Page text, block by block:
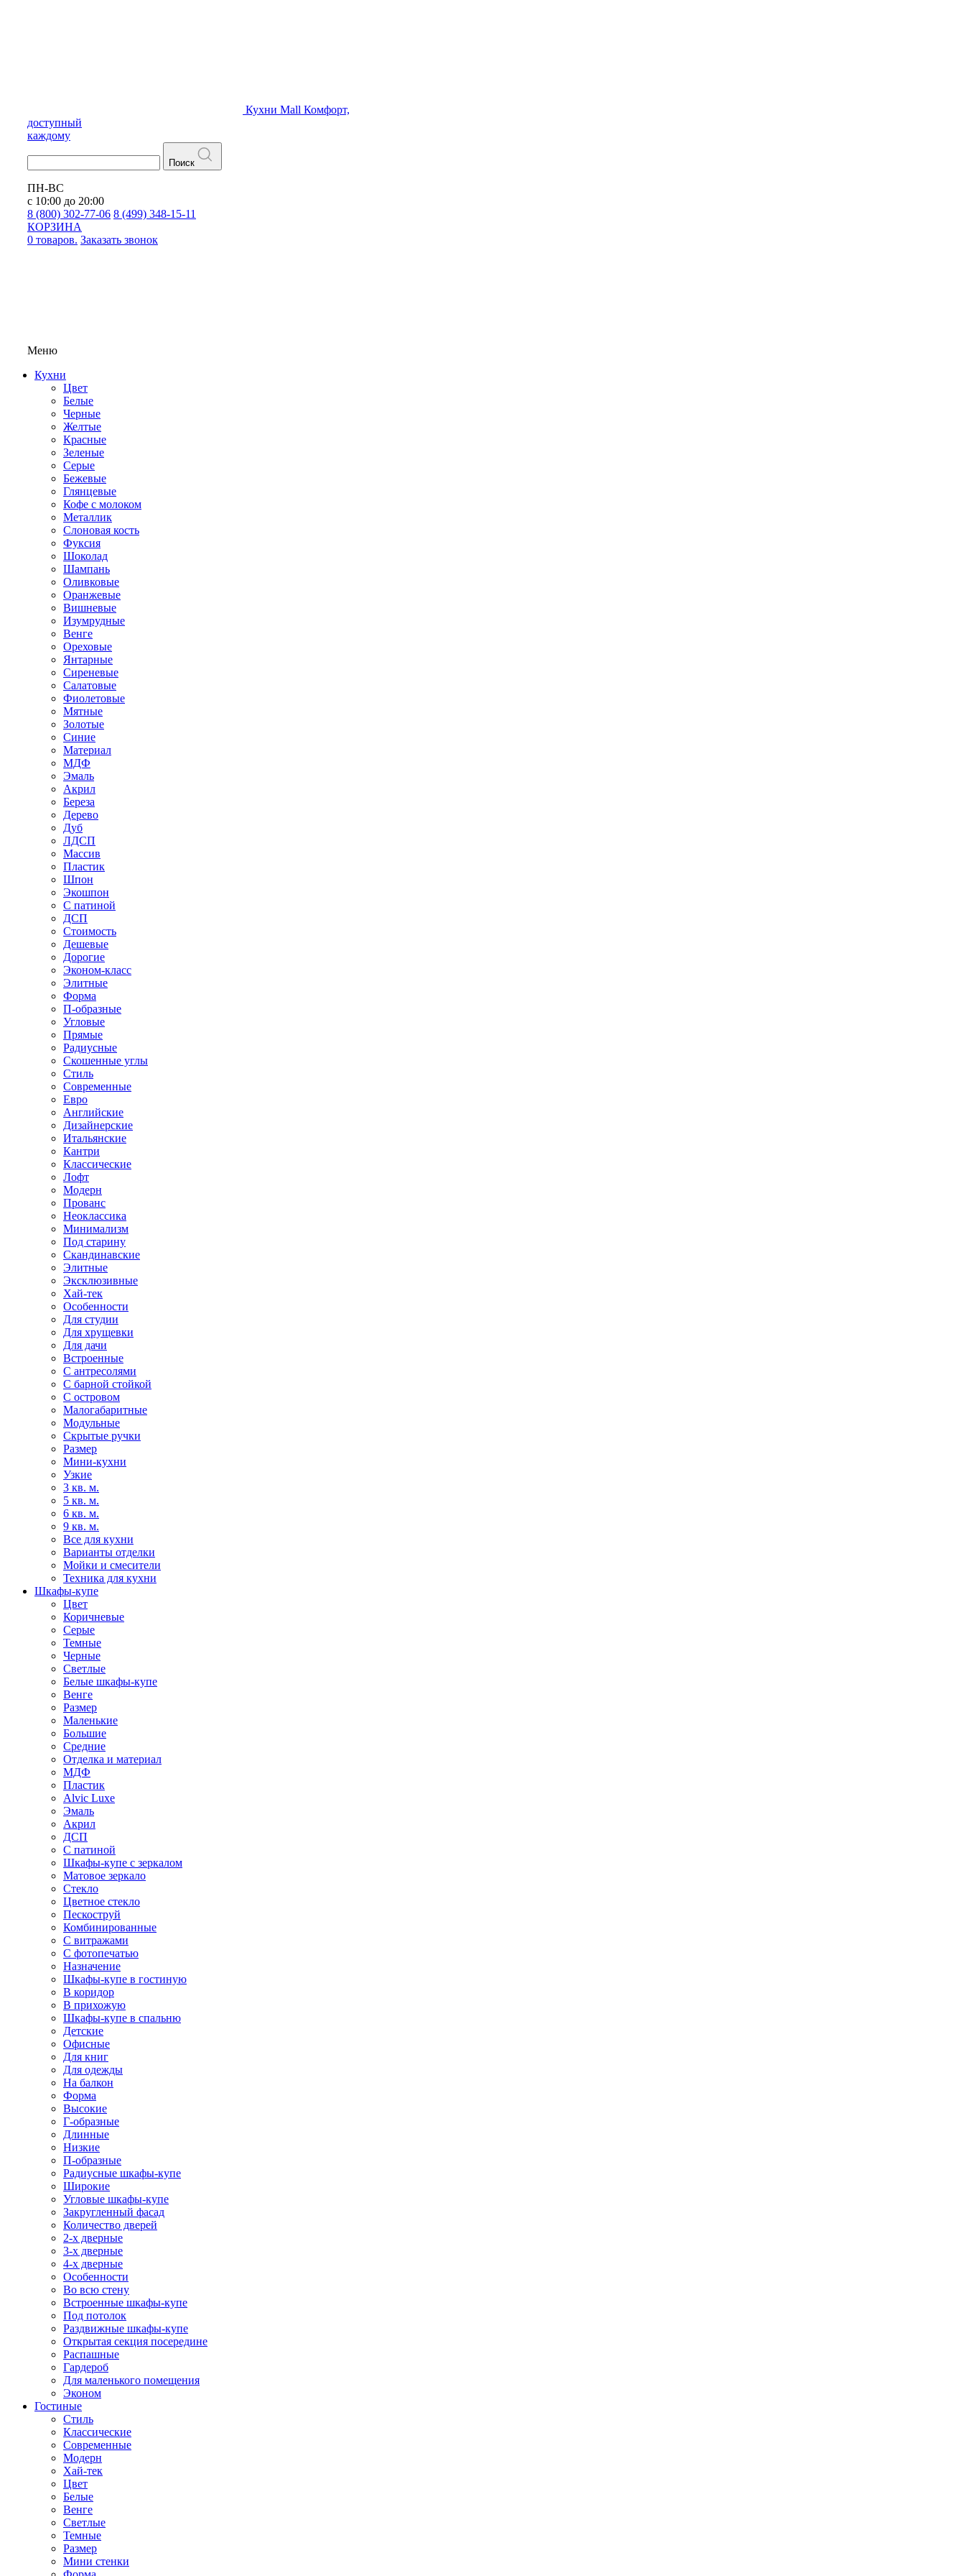
Кухни Mall Комфорт,
доступный
каждому
Поиск
ПН-ВС
с 10:00 до 20:00
8 (800) 302-77-06 8 (499) 348-15-11
КОРЗИНА
0 товаров. Заказать звонок
Меню
Кухни
Цвет
Белые
Черные
Желтые
Красные
Зеленые
Серые
Бежевые
Глянцевые
Кофе с молоком
Металлик
Слоновая кость
Фуксия
Шоколад
Шампань
Оливковые
Оранжевые
Вишневые
Изумрудные
Венге
Ореховые
Янтарные
Сиреневые
Салатовые
Фиолетовые
Мятные
Золотые
Синие
Материал
МДФ
Эмаль
Акрил
Береза
Дерево
Дуб
ЛДСП
Массив
Пластик
Шпон
Экошпон
С патиной
ДСП
Стоимость
Дешевые
Дорогие
Эконом-класс
Элитные
Форма
П-образные
Угловые
Прямые
Радиусные
Скошенные углы
Стиль
Современные
Евро
Английские
Дизайнерские
Итальянские
Кантри
Классические
Лофт
Модерн
Прованс
Неоклассика
Минимализм
Под старину
Скандинавские
Элитные
Эксклюзивные
Хай-тек
Особенности
Для студии
Для хрущевки
Для дачи
Встроенные
С антресолями
С барной стойкой
С островом
Малогабаритные
Модульные
Скрытые ручки
Размер
Мини-кухни
Узкие
3 кв. м.
5 кв. м.
6 кв. м.
9 кв. м.
Все для кухни
Варианты отделки
Мойки и смесители
Техника для кухни
Шкафы-купе
Цвет
Коричневые
Серые
Темные
Черные
Светлые
Белые шкафы-купе
Венге
Размер
Маленькие
Большие
Средние
Отделка и материал
МДФ
Пластик
Alvic Luxe
Эмаль
Акрил
ДСП
С патиной
Шкафы-купе с зеркалом
Матовое зеркало
Стекло
Цветное стекло
Пескоструй
Комбинированные
С витражами
С фотопечатью
Назначение
Шкафы-купе в гостиную
В коридор
В прихожую
Шкафы-купе в спальню
Детские
Офисные
Для книг
Для одежды
На балкон
Форма
Высокие
Г-образные
Длинные
Низкие
П-образные
Радиусные шкафы-купе
Широкие
Угловые шкафы-купе
Закругленный фасад
Количество дверей
2-х дверные
3-х дверные
4-х дверные
Особенности
Во всю стену
Встроенные шкафы-купе
Под потолок
Раздвижные шкафы-купе
Открытая секция посередине
Распашные
Гардероб
Для маленького помещения
Эконом
Гостиные
Стиль
Классические
Современные
Модерн
Хай-тек
Цвет
Белые
Венге
Светлые
Темные
Размер
Мини стенки